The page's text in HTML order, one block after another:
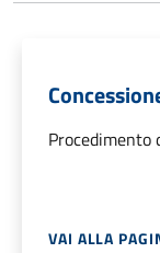
Procedimento
VAI ALLA